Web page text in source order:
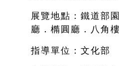
展覽地點：鐵道部
廳．橢圓廳．八角樓
指導單位：文化部